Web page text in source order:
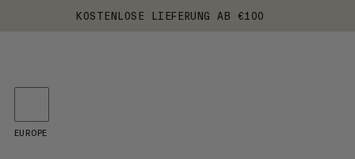
KOSTENLOSE LIEFERUNG AB €100
EUROPE